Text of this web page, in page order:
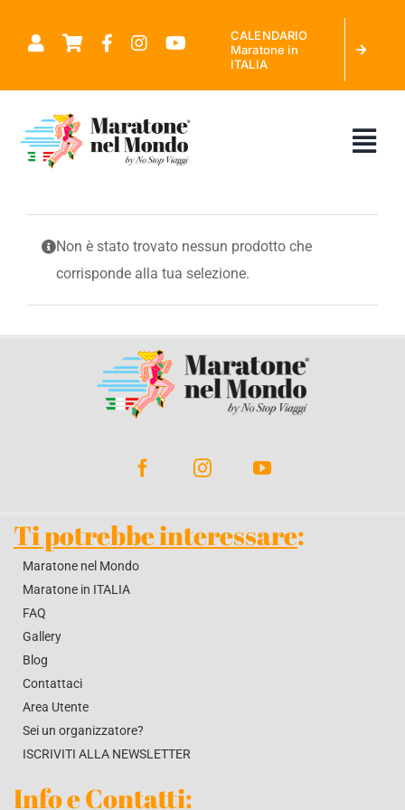
CALENDARIO
Maratone in
ITALIA
CHI SIAMO
MARATONE NEL MONDO
CALENDARIO MARATONE IN ITALIA
RICHIEDI PREVENTIVO
Non è stato trovato nessun prodotto che
corrisponde alla tua selezione.
Ti potrebbe interessare:
Maratone nel Mondo
Maratone in ITALIA
FAQ
Gallery
Blog
Contattaci
Area Utente
Sei un organizzatore?
ISCRIVITI ALLA NEWSLETTER
Info e Contatti: